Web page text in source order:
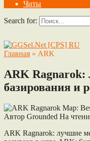
Читы
Search for:
Главная » ARK
ARK Ragnarok:
базирования и
Автор Grounded На
ARK Ragnarok: лучшие